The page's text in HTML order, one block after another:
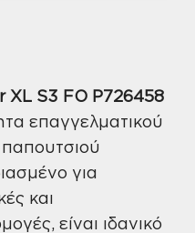
XL S3 FO P726458
επαγγελματικού
για
και
είναι ιδανικό